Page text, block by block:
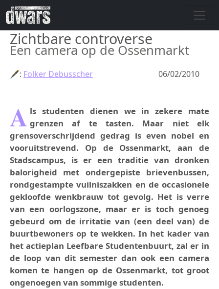
Skip to main content
Zichtbare controverse
Een camera op de Ossenmarkt
06/02/2010
🖋: Folker Debusscher
A ls studenten dienen we in zekere mate
grenzen af te tasten. Maar niet elk
grensoverschrijdend gedrag is even nobel en
vooruitstrevend. Op de Ossenmarkt, aan de
Stadscampus, is er een traditie van dronken
balorigheid met ondergepiste brievenbussen,
rondgestampte vuilniszakken en de occasionele
gekloofde wenkbrauw tot gevolg. Het is verre
van een oorlogszone, maar er is toch genoeg
gebeurd om de irritatie van (een deel van) de
buurtbewoners op te wekken. In het kader van
het actieplan Leefbare Studentenbuurt, zal er in
de loop van dit semester dan ook een camera
komen te hangen op de Ossenmarkt, tot groot
ongenoegen van sommige studenten.